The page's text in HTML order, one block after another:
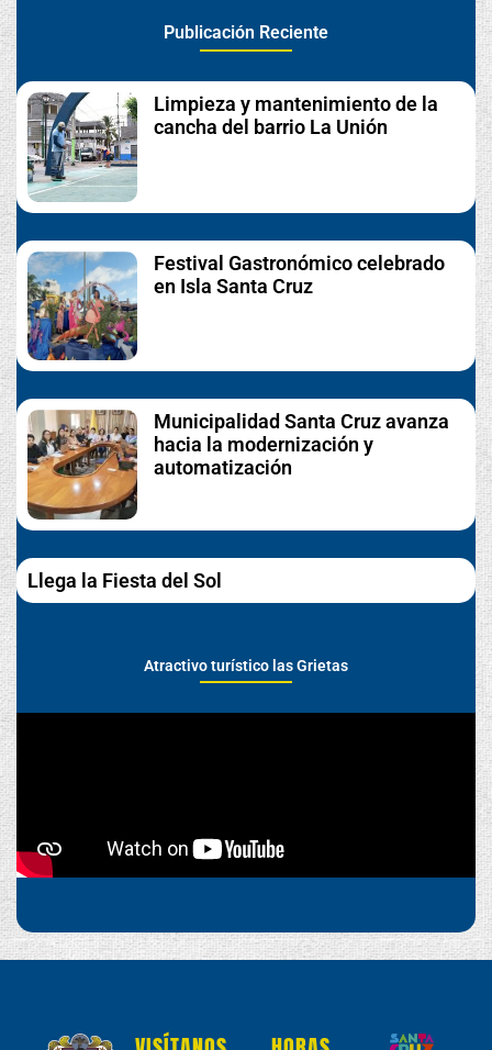
Publicación Reciente
Limpieza y mantenimiento de la
cancha del barrio La Unión
Festival Gastronómico celebrado
en Isla Santa Cruz
Municipalidad Santa Cruz avanza
hacia la modernización y
automatización
Llega la Fiesta del Sol
Atractivo turístico las Grietas